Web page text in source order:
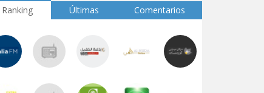
Ranking Últimas Comentarios